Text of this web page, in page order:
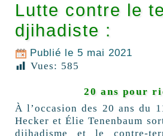
Lutte contre le
djihadiste :
Publié le 5 mai 2021
Vues: 585
20 ans pour
À l’occasion des 20 ans du
Hecker et Élie Tenenbaum
djihadisme et le contre-